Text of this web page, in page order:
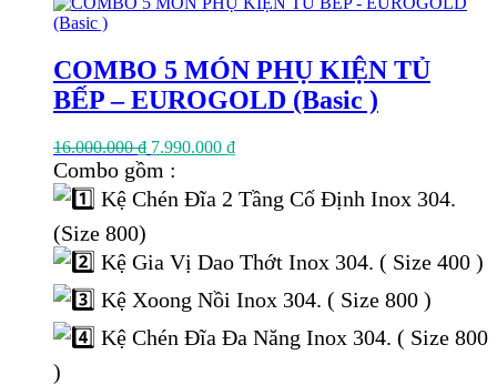
COMBO 5 MÓN PHỤ KIỆN TỦ
BẾP – EUROGOLD (Basic )
16.000.000₫ Giá
gốc
16.000.000 ₫.
7.990.000 ₫Giá
là:
Combo gồm :
Kệ Chén Đĩa 2 Tầng Cố Định Inox 304.
(Size 800)
Kệ Gia Vị Dao Thớt Inox 304. ( Size 400 )
Kệ Xoong Nồi Inox 304. ( Size 800 )
Kệ Chén Đĩa Đa Năng Inox 304. ( Size 800
)